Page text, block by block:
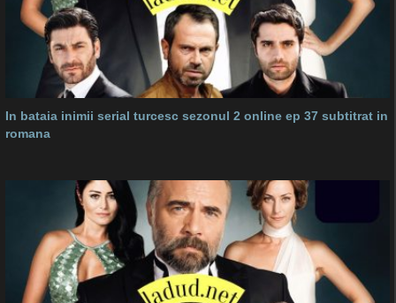
In bataia inimii serial turcesc sezonul 2 online ep 37 subtitrat in
romana